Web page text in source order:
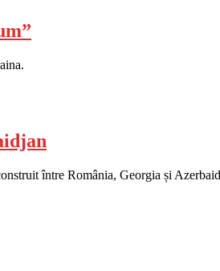
între România, Georgia și